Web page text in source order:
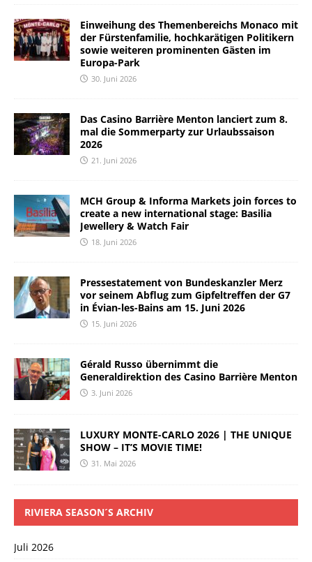
Einweihung des Themenbereichs Monaco mit
der Fürstenfamilie, hochkarätigen Politikern
sowie weiteren prominenten Gästen im
Europa-Park
30. Juni 2026
Das Casino Barrière Menton lanciert zum 8.
mal die Sommerparty zur Urlaubssaison
2026
21. Juni 2026
MCH Group & Informa Markets join forces to
create a new international stage: Basilia
Jewellery & Watch Fair
18. Juni 2026
Pressestatement von Bundeskanzler Merz
vor seinem Abflug zum Gipfeltreffen der G7
in Évian-les-Bains am 15. Juni 2026
15. Juni 2026
Gérald Russo übernimmt die
Generaldirektion des Casino Barrière Menton
3. Juni 2026
LUXURY MONTE-CARLO 2026 | THE UNIQUE
SHOW – IT’S MOVIE TIME!
31. Mai 2026
RIVIERA SEASON´S ARCHIV
Juli 2026